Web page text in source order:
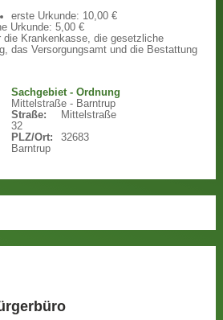
erste Urkunde: 10,00 €
Urkunde: 5,00 €
die Krankenkasse, die gesetzliche
das Versorgungsamt und die Bestattung
Sachgebiet - Ordnung
Mittelstraße - Barntrup
Straße:
Mittelstraße
32
PLZ/Ort:
32683
Barntrup